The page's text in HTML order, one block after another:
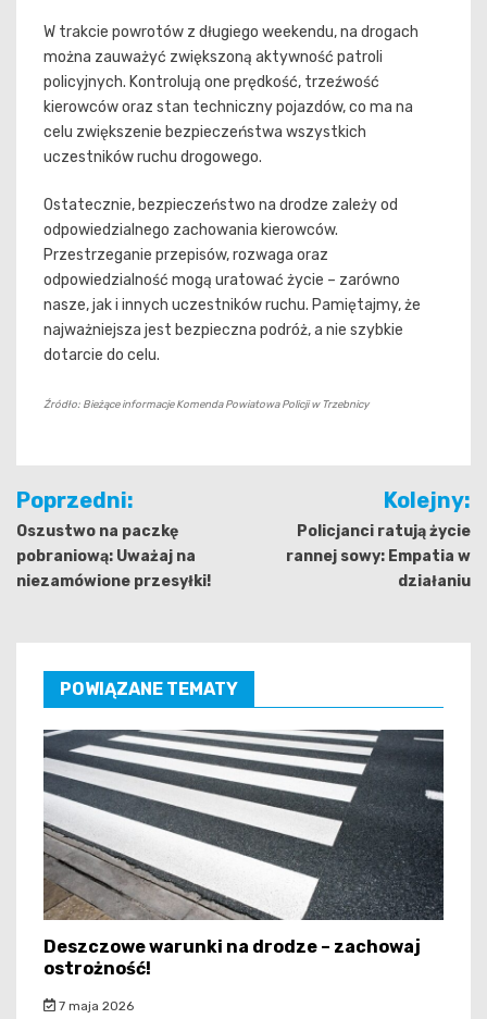
W trakcie powrotów z długiego weekendu, na drogach
można zauważyć zwiększoną aktywność patroli
policyjnych. Kontrolują one prędkość, trzeźwość
kierowców oraz stan techniczny pojazdów, co ma na
celu zwiększenie bezpieczeństwa wszystkich
uczestników ruchu drogowego.
Ostatecznie, bezpieczeństwo na drodze zależy od
odpowiedzialnego zachowania kierowców.
Przestrzeganie przepisów, rozwaga oraz
odpowiedzialność mogą uratować życie – zarówno
nasze, jak i innych uczestników ruchu. Pamiętajmy, że
najważniejsza jest bezpieczna podróż, a nie szybkie
dotarcie do celu.
Źródło: Bieżące informacje Komenda Powiatowa Policji w Trzebnicy
Nawigacja
wpisu
Poprzedni:
Oszustwo na paczkę
pobraniową: Uważaj na
niezamówione przesyłki!
Kolejny:
Policjanci ratują życie
rannej sowy: Empatia w
działaniu
POWIĄZANE TEMATY
Deszczowe warunki na drodze – zachowaj
ostrożność!
7 maja 2026